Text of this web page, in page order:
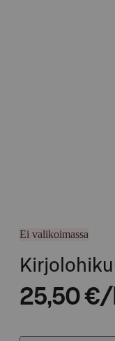
Ei valikoimassa
25,50